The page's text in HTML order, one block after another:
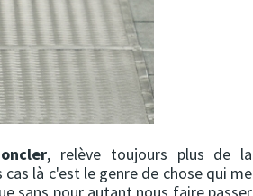
, relève toujours plus de la
cas là c'est le genre de chose qui me
sans pour autant nous faire passer